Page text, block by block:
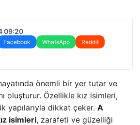
09:20
Facebook WhatsApp
Reddit
önemli bir yer tutar ve
oluşturur. Özellikle kız isimleri,
yapılarıyla dikkat çeker. A
isimleri, zarafeti ve güzelliği